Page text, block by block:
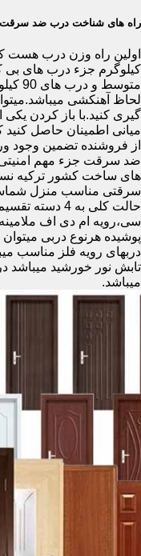
راه های شناخت درب ضد سرقت
لحاظ آهنکشی
گیری کنید.با باز کردن یکی
میانی اطمینان حاصل کنید
از فروشنده تضمین وجود
ضد سرقت جزء مهم امنیتی
های ساخت کشور ترکیه
سرقتی مناسب منزل
حالت کلی به 4
سی،رویه ام دی اف
پوشیده هرنوع دربی
دربهای رویه فلز مناسب
تابش نور خورشید
میباشد.